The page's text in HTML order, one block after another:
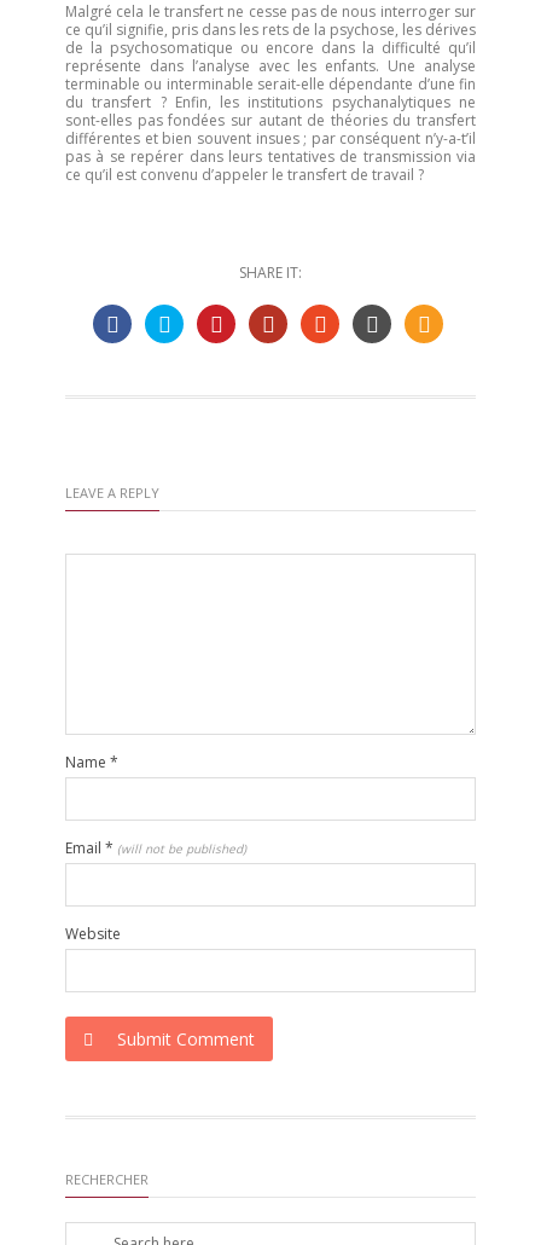
Malgré cela le transfert ne cesse pas de nous interroger sur
ce qu’il signifie, pris dans les rets de la psychose, les dérives
de la psychosomatique ou encore dans la difficulté qu’il
représente dans l’analyse avec les enfants. Une analyse
terminable ou interminable serait-elle dépendante d’une fin
du transfert ? Enfin, les institutions psychanalytiques ne
sont-elles pas fondées sur autant de théories du transfert
différentes et bien souvent insues ; par conséquent n’y-a-t’il
pas à se repérer dans leurs tentatives de transmission via
ce qu’il est convenu d’appeler le transfert de travail ?
SHARE IT:
LEAVE A REPLY
Name *
Email * (will not be published)
Website
Submit Comment
RECHERCHER